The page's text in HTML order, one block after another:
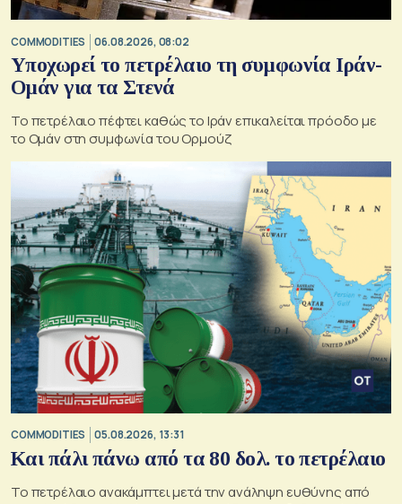
COMMODITIES 06.08.2026, 08:02
Υποχωρεί το πετρέλαιο τη συμφωνία Ιράν-
Ομάν για τα Στενά
Το πετρέλαιο πέφτει καθώς το Ιράν επικαλείται πρόοδο με
το Ομάν στη συμφωνία του Ορμούζ
COMMODITIES 05.08.2026, 13:31
Και πάλι πάνω από τα 80 δολ. το πετρέλαιο
Το πετρέλαιο ανακάμπτει μετά την ανάληψη ευθύνης από